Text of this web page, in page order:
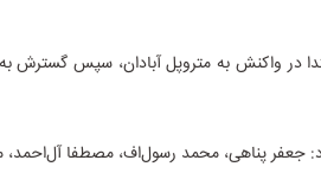
(ابتدا در واکنش به متروپل آبادان، سپس
جعفر پناهی، محمد رسول‌اف، مصطفا آل‌احمد،